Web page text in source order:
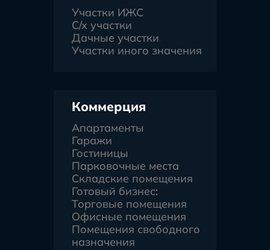
Участки ИЖС
С/х участки
Дачные участки
Участки иного значения
Коммерция
Апартаменты
Гаражи
Гостиницы
Парковочные места
Складские помещения
Готовый бизнес:
Торговые помещения
Офисные помещения
Помещения свободного
назначения